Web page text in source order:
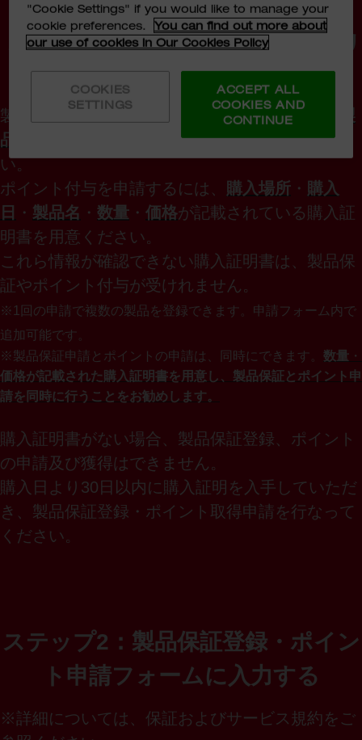
ステップ1：購入証明書と工具のシリ
アル番号をご用意ください
製品保証を申請するには、 購入場所、購入日
製
品名
が記載されている購入証明書をご用意くださ
い。
ポイント付与を申請するには、
購入場所 ・ 購入
日
・ 製品名 ・ 数量 ・ 価格が記載されている購入証
明書を用意ください。
これら情報が確認できない購入証明書は、製品保
証やポイント付与が受けれません。
※1 回の申請で複数の製品を登録できます。申請フォーム内で
追加可能です。
※製品保証申請とポイントの申請は、同時にできます。 数量 ・
価格が記載された購入証明書を用意し、製品保証とポイント申
請を同時に行うことをお勧めします。
購入証明書がない場合、製品保証登録、ポイント
の申請及び獲得はできません。
購入日より 30 日以内に購入証明を入手していただ
き、製品保証登録・ポイント取得申請を行なって
ください。
ステップ2：製品保証登録・ポイン
ト申請フォームに入力する
※詳細については、保証およびサービス規約をご
"Cookie Settings" if you would like to manage your
cookie preferences.
You can find out more about
our use of cookies in Our Cookies Policy
COOKIES
SETTINGS
ACCEPT ALL
COOKIES AND
CONTINUE